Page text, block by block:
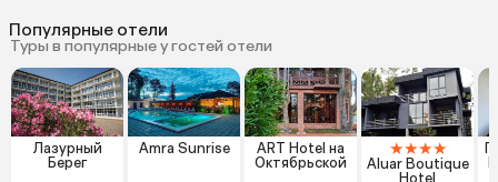
Популярные отели
Туры в популярные у гостей отели
Лазурный
Берег
Amra Sunrise
ART Hotel на
Октябрьской
★★★★
Aluar Boutique
Hotel